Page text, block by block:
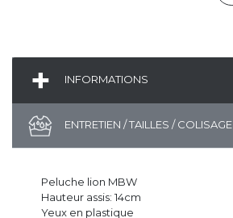
INFORMATIONS
ENTRETIEN / TAILLES / COLISAGE
Peluche lion MBW
Hauteur assis: 14cm
Yeux en plastique